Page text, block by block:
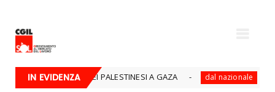
IN EVIDENZA
STERMINIO DEI PALESTINESI A GAZA dal nazionale